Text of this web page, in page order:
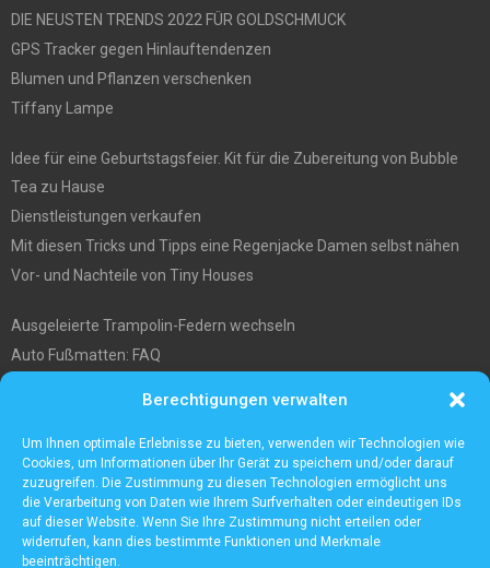
Berechtigungen verwalten
Um Ihnen optimale Erlebnisse zu bieten, verwenden wir Technologien wie
Cookies, um Informationen über Ihr Gerät zu speichern und/oder darauf
zuzugreifen. Die Zustimmung zu diesen Technologien ermöglicht uns
die Verarbeitung von Daten wie Ihrem Surfverhalten oder eindeutigen IDs
auf dieser Website. Wenn Sie Ihre Zustimmung nicht erteilen oder
widerrufen, kann dies bestimmte Funktionen und Merkmale
beeinträchtigen.
DIE NEUSTEN TRENDS 2022 FÜR GOLDSCHMUCK
GPS Tracker gegen Hinlauftendenzen
Blumen und Pflanzen verschenken
Tiffany Lampe
Idee für eine Geburtstagsfeier. Kit für die Zubereitung von Bubble
Tea zu Hause
Dienstleistungen verkaufen
Mit diesen Tricks und Tipps eine Regenjacke Damen selbst nähen
Vor- und Nachteile von Tiny Houses
Ausgeleierte Trampolin-Federn wechseln
Auto Fußmatten: FAQ
Was Sie über die Außenlagerung von Waren und Produkten wissen
müssen